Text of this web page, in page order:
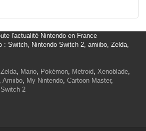
l'actualité Nintendo en France
: Switch, Nintendo Switch 2, amiibo, Zelda,
Zelda, Mario, Pokémon, Metroid, Xenoblade,
, Amiibo, My Nintendo, Cartoon Master,
2